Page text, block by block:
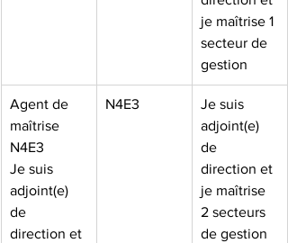
je maîtrise 1
secteur de
gestion
Agent de
maîtrise
N4E3
Je suis
adjoint(e)
de
direction et
N4E3
Je suis
adjoint(e)
de
direction et
je maîtrise
2 secteurs
de gestion